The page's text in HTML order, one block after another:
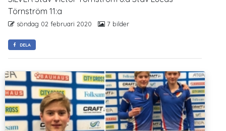
Törnström 11:a
söndag 02 februari 2020 7 bilder
DELA